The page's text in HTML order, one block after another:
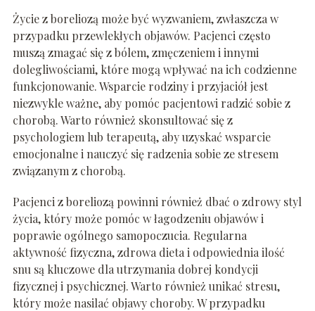
Życie z boreliozą może być wyzwaniem, zwłaszcza w
przypadku przewlekłych objawów. Pacjenci często
muszą zmagać się z bólem, zmęczeniem i innymi
dolegliwościami, które mogą wpływać na ich codzienne
funkcjonowanie. Wsparcie rodziny i przyjaciół jest
niezwykle ważne, aby pomóc pacjentowi radzić sobie z
chorobą. Warto również skonsultować się z
psychologiem lub terapeutą, aby uzyskać wsparcie
emocjonalne i nauczyć się radzenia sobie ze stresem
związanym z chorobą.
Pacjenci z boreliozą powinni również dbać o zdrowy styl
życia, który może pomóc w łagodzeniu objawów i
poprawie ogólnego samopoczucia. Regularna
aktywność fizyczna, zdrowa dieta i odpowiednia ilość
snu są kluczowe dla utrzymania dobrej kondycji
fizycznej i psychicznej. Warto również unikać stresu,
który może nasilać objawy choroby. W przypadku